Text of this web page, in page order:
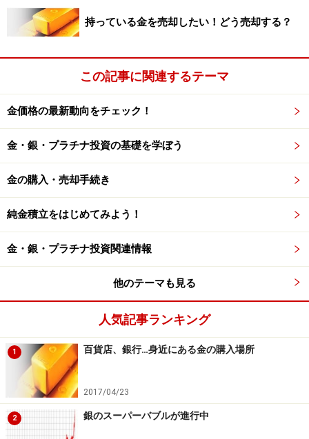
グラム
金の国内価格は、ドル円相場がドル高に動けば値上がり
しますが、ドル円相場が円高に動けば値下がりすること
になります。つまり、金の国内価格は、金価格の変動に
加え、為替相場の影響も受けて変動します。金価格に加
えて、為替相場の動向にも注意しましょう。
（参考） 何の影響を受ける？ 金価格の決まり方
金投資のリスク3：金利の上昇
銀行預金等と異なり、金には金利がつきません。現在の
ように低金利の時には、金利が受け取れないことはあま
り気になりません。しかし、金利が上昇して高金利にな
った場合には、金利を受け取れる商品の方が魅力的にな
りますので、その点はリスクと考えられるでしょう。
一方、物価が上昇した場合には、通貨の価値が下がりま
持っている金を売却したい！どう売却する？
この記事に関連するテーマ
金価格の最新動向をチェック！
金・銀・プラチナ投資の基礎を学ぼう
金の購入・売却手続き
純金積立をはじめてみよう！
金・銀・プラチナ投資関連情報
他のテーマも見る
人気記事ランキング
1 百貨店、銀行…身近にある金の購入場所
2017/04/23
2 銀のスーパーバブルが進行中